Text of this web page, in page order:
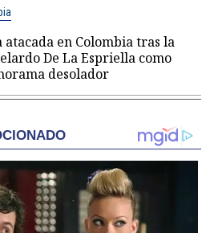
atacada en Colombia tras la
De La Espriella como
desolador